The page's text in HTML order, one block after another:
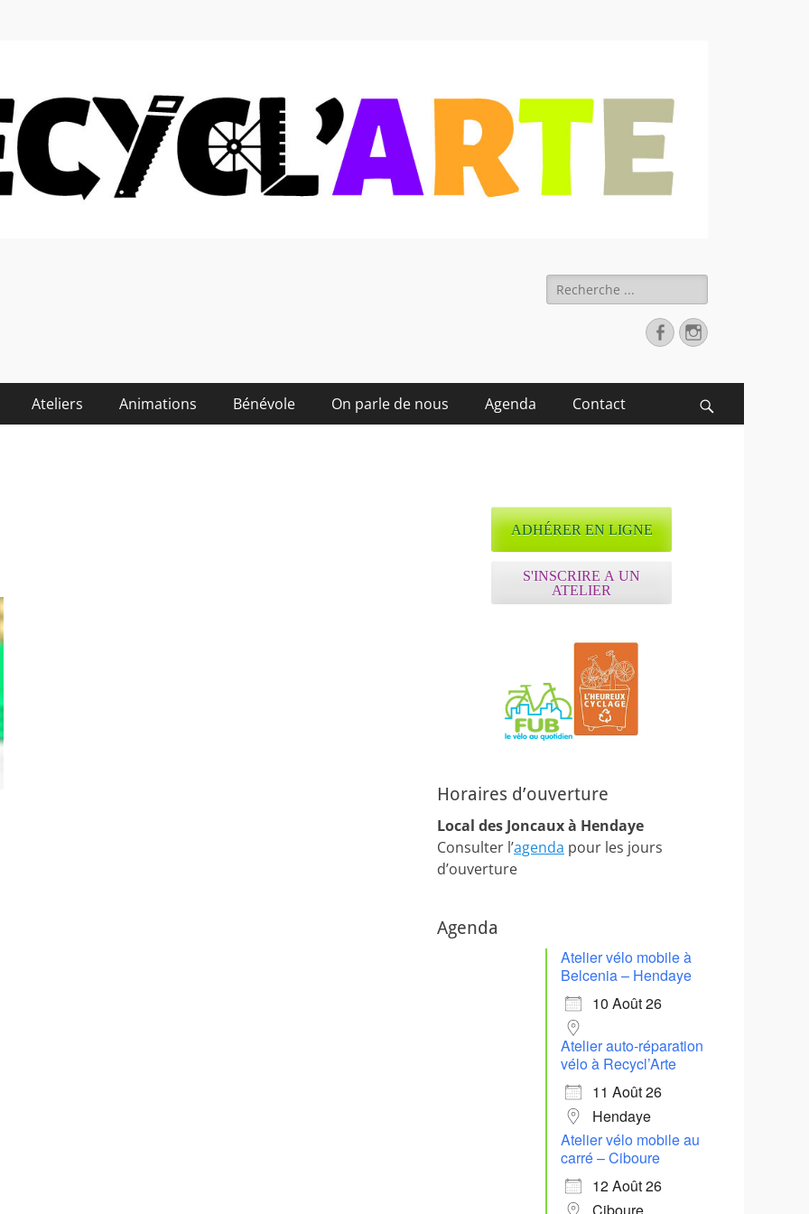
Rechercher :
FacebookInstagram
Ateliers Animations Bénévole On parle de nous Agenda Contact
ADHÉRER EN LIGNE
S'INSCRIRE A UN
ATELIER
Horaires d’ouverture
Local des Joncaux à Hendaye
Consulter l’agenda pour les jours
d’ouverture
Agenda
Atelier vélo mobile à
Belcenia – Hendaye
10 Août 26
Atelier auto-réparation
vélo à Recycl’Arte
11 Août 26
Hendaye
Atelier vélo mobile au
carré – Ciboure
12 Août 26